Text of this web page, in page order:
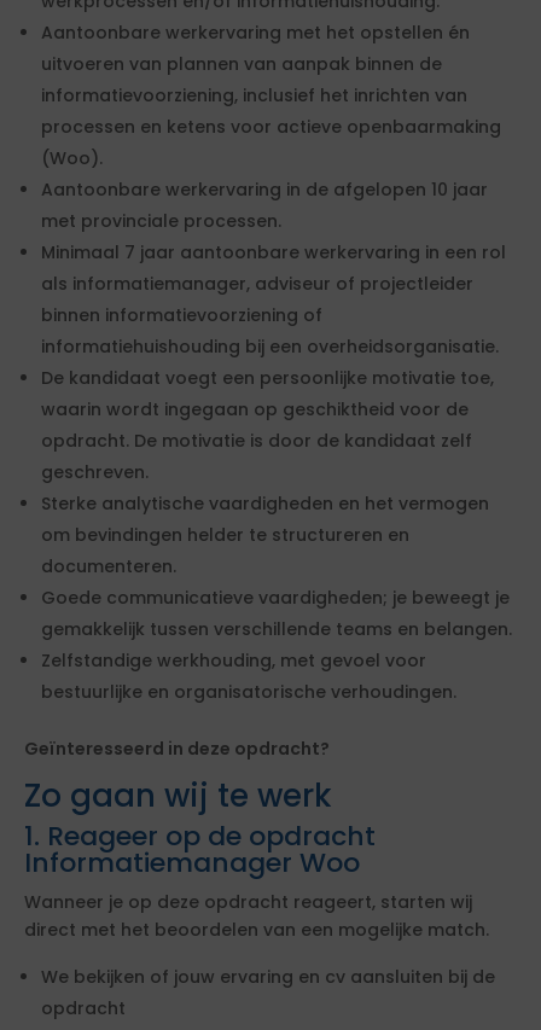
Aantoonbare werkervaring met het opstellen én
uitvoeren van plannen van aanpak binnen de
informatievoorziening, inclusief het inrichten van
processen en ketens voor actieve openbaarmaking
(Woo).
Aantoonbare werkervaring in de afgelopen 10 jaar
met provinciale processen.
Minimaal 7 jaar aantoonbare werkervaring in een rol
als informatiemanager, adviseur of projectleider
binnen informatievoorziening of
informatiehuishouding bij een overheidsorganisatie.
De kandidaat voegt een persoonlijke motivatie toe,
waarin wordt ingegaan op geschiktheid voor de
opdracht. De motivatie is door de kandidaat zelf
geschreven.
Sterke analytische vaardigheden en het vermogen
om bevindingen helder te structureren en
documenteren.
Goede communicatieve vaardigheden; je beweegt je
gemakkelijk tussen verschillende teams en belangen.
Zelfstandige werkhouding, met gevoel voor
bestuurlijke en organisatorische verhoudingen.
Geïnteresseerd in deze opdracht?
Zo gaan wij te werk
1. Reageer op de opdracht
Informatiemanager Woo
Wanneer je op deze opdracht reageert, starten wij
direct met het beoordelen van een mogelijke match.
We bekijken of jouw ervaring en cv aansluiten bij de
opdracht